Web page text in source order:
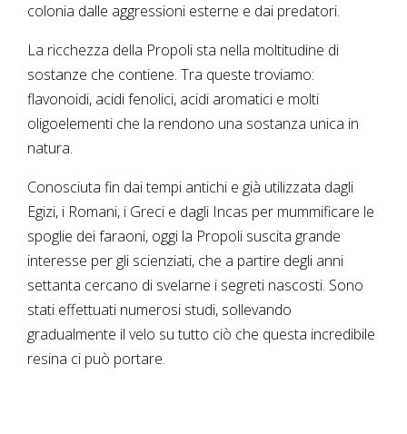
colonia dalle aggressioni esterne e dai predatori.
La ricchezza della Propoli sta nella moltitudine di
sostanze che contiene. Tra queste troviamo:
flavonoidi, acidi fenolici, acidi aromatici e molti
oligoelementi che la rendono una sostanza unica in
natura.
Conosciuta fin dai tempi antichi e già utilizzata dagli
Egizi, i Romani, i Greci e dagli Incas per mummificare le
spoglie dei faraoni, oggi la Propoli suscita grande
interesse per gli scienziati, che a partire degli anni
settanta cercano di svelarne i segreti nascosti. Sono
stati effettuati numerosi studi, sollevando
gradualmente il velo su tutto ciò che questa incredibile
resina ci può portare.